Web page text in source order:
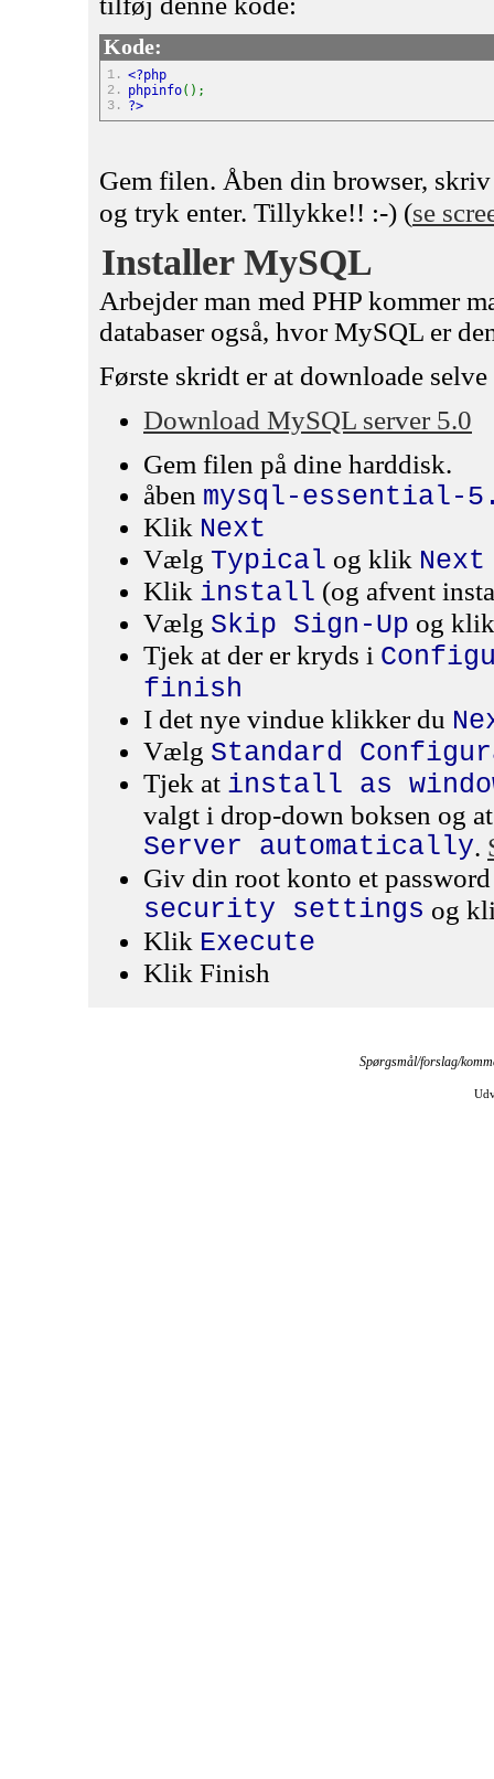
Kode:
1.
2.
3.
<?php
phpinfo();
?>
Gem filen. Åben din browser,
og tryk enter. Tillykke!! :-) (se
Installer MySQL
Arbejder man med PHP kommer
databaser også, hvor MySQL er
Første skridt er at downloade
Download MySQL server 5.0
Gem filen på dine harddisk.
åben mysql-essential-
Klik Next
Vælg Typical og klik Next
Klik install (og afvent
Vælg Skip Sign-Up og
Tjek at der er kryds i
finish
I det nye vindue klikker du
Vælg Standard
Tjek at install as
valgt i drop-down boksen og
Server automatically.
Giv din root konto et
security settings og
Klik Execute
Klik Finish
Spørgsmål/forslag/